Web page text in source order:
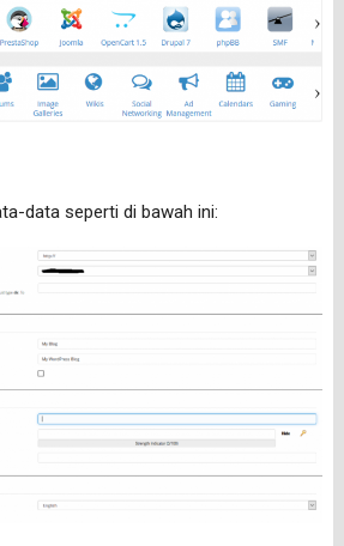
data seperti di bawah ini: